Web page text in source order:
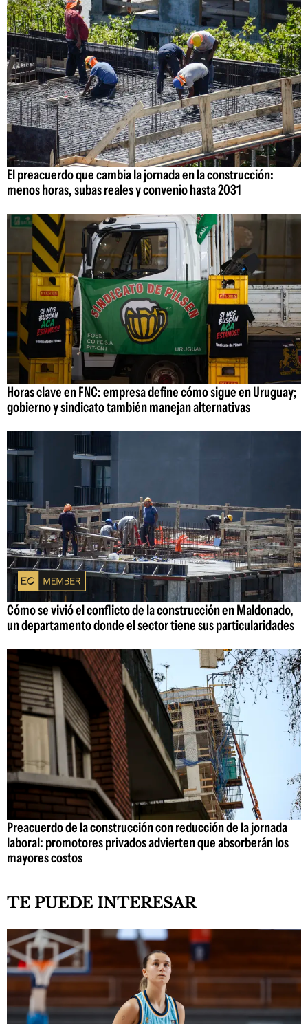
El preacuerdo que cambia la jornada en la construcción:
menos horas, subas reales y convenio hasta 2031
Horas clave en FNC: empresa define cómo sigue en Uruguay;
gobierno y sindicato también manejan alternativas
Cómo se vivió el conflicto de la construcción en Maldonado,
un departamento donde el sector tiene sus particularidades
Preacuerdo de la construcción con reducción de la jornada
laboral: promotores privados advierten que absorberán los
mayores costos
TE PUEDE INTERESAR